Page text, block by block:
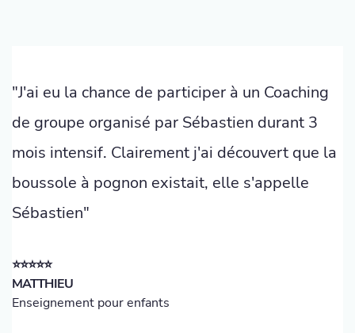
"J'ai eu la chance de participer à un Coaching
de groupe organisé par Sébastien durant 3
mois intensif. Clairement j'ai découvert que la
boussole à pognon existait, elle s'appelle
Sébastien"
⭐️⭐️⭐️⭐️⭐️
MATTHIEU
Enseignement pour enfants